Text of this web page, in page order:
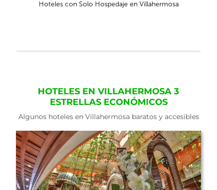
Hoteles con Solo Hospedaje en Villahermosa
HOTELES EN VILLAHERMOSA 3
ESTRELLAS ECONÓMICOS
Algunos hoteles en Villahermosa baratos y accesibles